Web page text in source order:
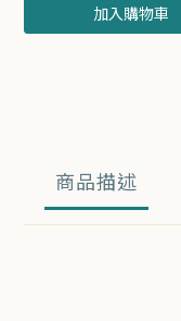
加入購物車
商品描述